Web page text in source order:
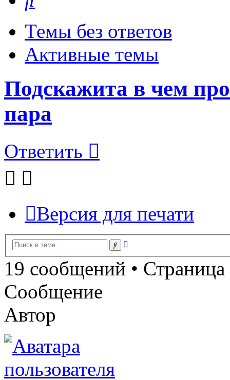
Темы без ответов
Активные темы
Подскажита в чем
пара
Ответить
Версия для печати
Поиск
19 сообщений • Страница
Сообщение
Автор